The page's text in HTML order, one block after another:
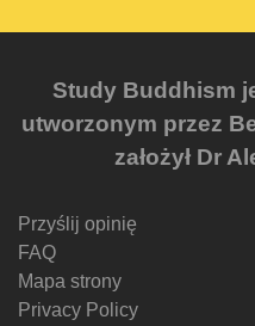
Study Buddhism
utworzonym przez
założył Dr
Przyślij opinię
FAQ
Mapa strony
Privacy Policy